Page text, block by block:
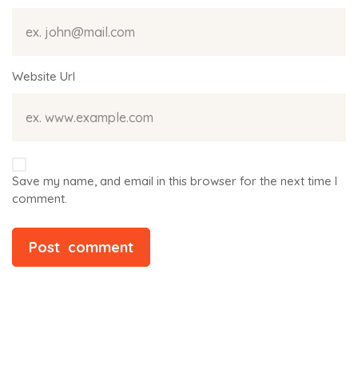
Website Url
Save my name, and email in this browser for the next time I
comment.